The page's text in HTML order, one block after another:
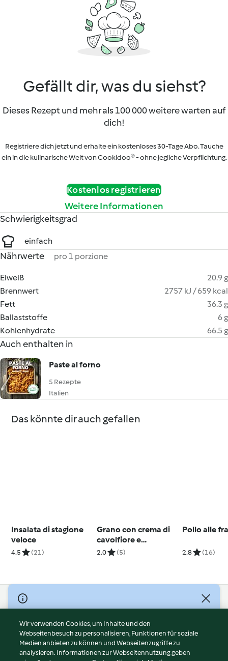
Gefällt dir, was du siehst?
Dieses Rezept und mehr als 100 000 weitere warten auf
dich!
Registriere dich jetzt und erhalte ein kostenloses 30-Tage Abo. Tauche
ein in die kulinarische Welt von Cookidoo® - ohne jegliche Verpflichtung.
Kostenlos registrieren
Weitere Informationen
Schwierigkeitsgrad
einfach
Nährwerte pro 1 porzione
Eiweiß
20.9 g
Brennwert
2757 kJ / 659 kcal
Fett
36.3 g
Ballaststoffe
6 g
Kohlenhydrate
66.5 g
Auch enthalten in
Paste al forno
5 Rezepte
Italien
Das könnte dir auch gefallen
Insalata di stagione
veloce
4.5 (21)
Grano con crema di
cavolfiore e
prosciutto
2.0 (5)
Pollo alle
2.8 (16)
© Copyright 2026
Nutzungsbedingungen
Datenschutzrichtlinien
Disclaimer
Wir verwenden Cookies, um Inhalte und den
Webseitenbesuch zu personalisieren, Funktionen für soziale
Medien anbieten zu können und Webseitenzugriffe zu
analysieren. Informationen zur Webseitennutzung geben